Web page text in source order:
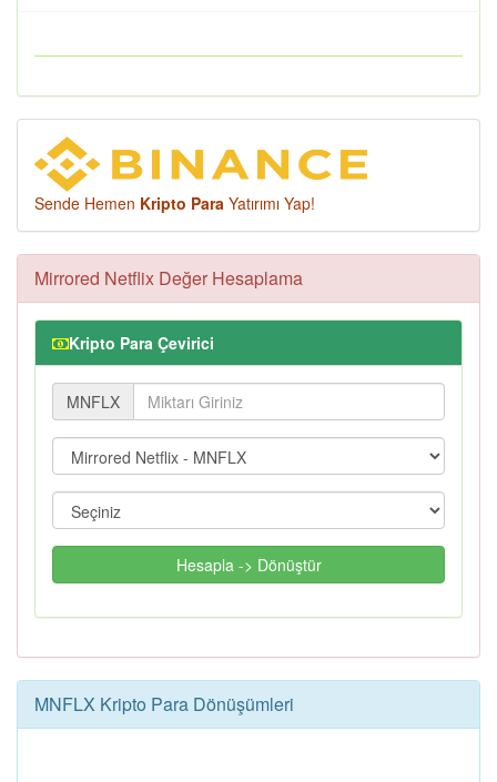
Sende Hemen Kripto Para Yatırımı Yap!
Mirrored Netflix Değer Hesaplama
Kripto Para Çevirici
MNFLX
Hesapla -> Dönüştür
MNFLX Kripto Para Dönüşümleri